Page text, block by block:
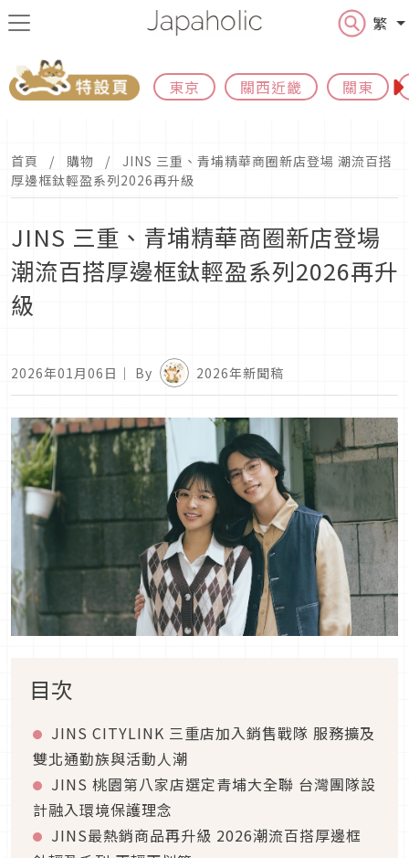
繁
東京 關西近畿 關東
首頁 購物
JINS 三重、青埔精華商圈新店登場 潮流百搭
厚邊框鈦輕盈系列2026再升級
JINS 三重、青埔精華商圈新店登場
潮流百搭厚邊框鈦輕盈系列2026再升
級
2026年01月06日 ｜ By 2026年新聞稿
目次
JINS CITYLINK 三重店加入銷售戰隊 服務擴及
雙北通勤族與活動人潮
JINS 桃園第八家店選定青埔大全聯 台灣團隊設
計融入環境保護理念
JINS最熱銷商品再升級 2026潮流百搭厚邊框